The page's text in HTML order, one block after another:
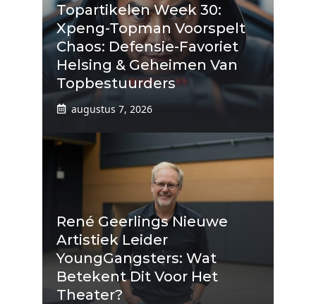
Topartikelen Week 30:
Xpeng-Topman Voorspelt
Chaos: Defensie-Favoriet
Helsing & Geheimen Van
Topbestuurders
augustus 7, 2026
René Geerlings Nieuwe
Artistiek Leider
YoungGangsters: Wat
Betekent Dit Voor Het
Theater?